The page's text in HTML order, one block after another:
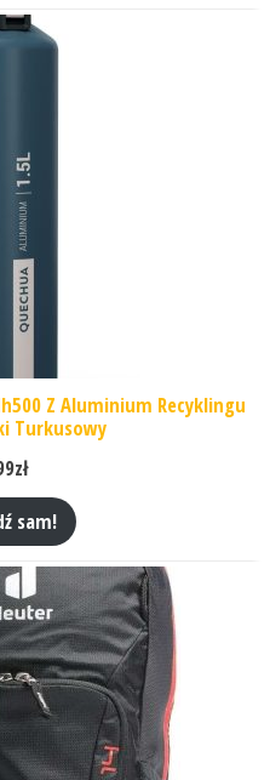
Z Aluminium Recyklingu
Turkusowy
zł
sam!